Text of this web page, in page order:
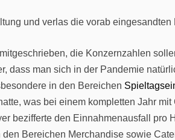
und verlas die vorab eingesandten
die Konzernzahlen
dass man sich in der Pandemie
in den Bereichen
was bei einem kompletten Jahr
bezifferte den Einnahmenausfall pro
Bereichen Merchandise sowie